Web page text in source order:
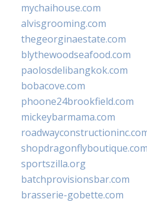
mychaihouse.com
alvisgrooming.com
thegeorginaestate.com
blythewoodseafood.com
paolosdelibangkok.com
bobacove.com
phoone24brookfield.com
mickeybarmama.com
shopdragonflyboutique.com
sportszilla.org
batchprovisionsbar.com
brasserie-gobette.com